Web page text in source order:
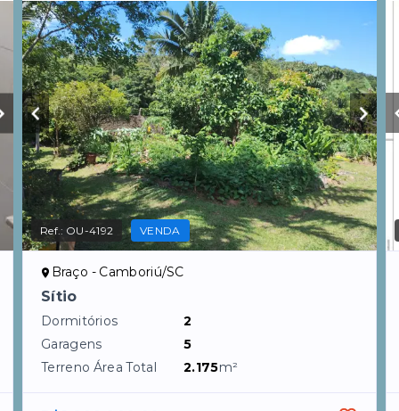
Ref.: OU-4192 VENDA
Braço - Camboriú/SC
Sítio
Dormitórios
2
Garagens
5
Terreno Área Total
2.175m²